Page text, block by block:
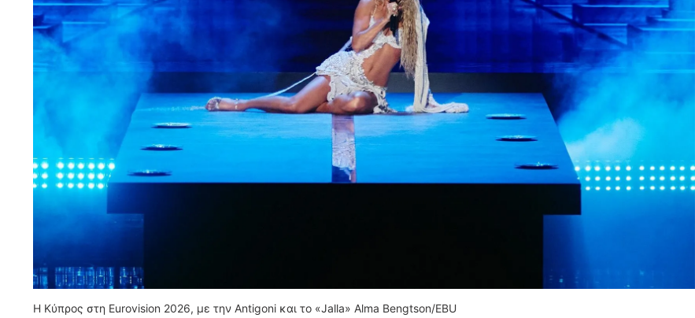
Η Κύπρος στη Eurovision 2026, με την Antigoni και το «Jalla» Alma Bengtson/EBU